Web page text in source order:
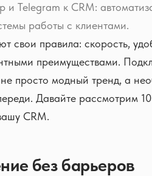
Telegram к CRM:
работы с клиентами.
свои правила: скорость,
преимуществами.
просто модный тренд, а
Давайте рассмотрим
CRM.
без барьеров